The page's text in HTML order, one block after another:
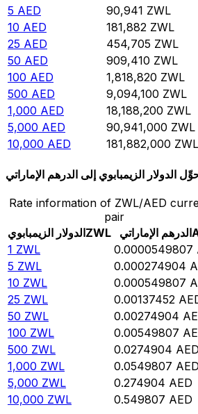
5 AED 90,941 ZWL
10 AED 181,882 ZWL
25 AED 454,705 ZWL
50 AED 909,410 ZWL
100 AED 1,818,820 ZWL
500 AED 9,094,100 ZWL
1,000 AED 18,188,200 ZWL
5,000 AED 90,941,000 ZWL
10,000 AED 181,882,000 ZWL
الدولار الزيمبابوي إلى الدرهم الإماراتي
Rate information of ZWL/AED
pair
الدولار الزيمبابويZWL الدرهم الإماراتي
1 ZWL 0.0000549807
5 ZWL 0.000274904
10 ZWL 0.000549807
25 ZWL 0.00137452
50 ZWL 0.00274904
100 ZWL 0.00549807
500 ZWL 0.0274904 AED
1,000 ZWL 0.0549807 AED
5,000 ZWL 0.274904 AED
10,000 ZWL 0.549807 AED